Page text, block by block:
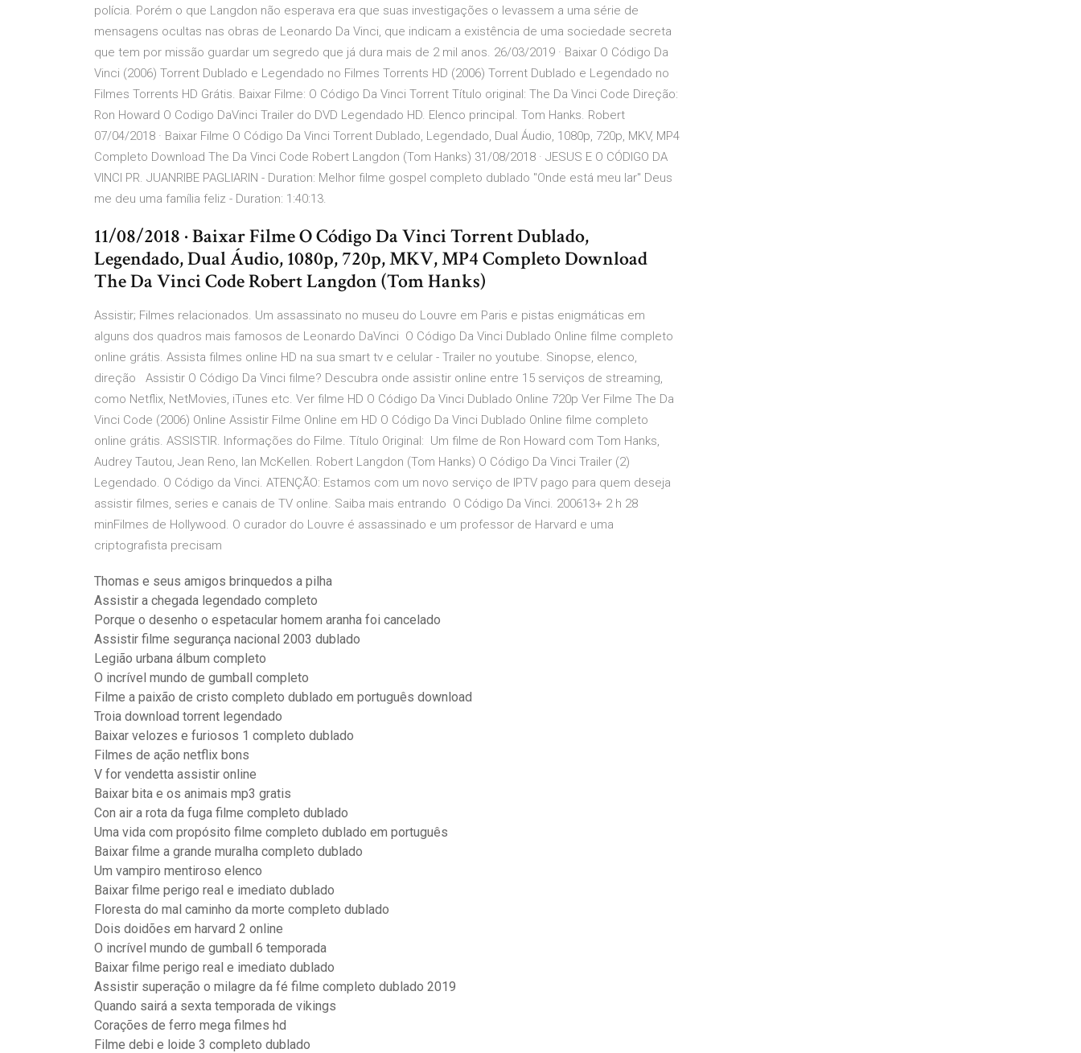
polícia. Porém o que Langdon não esperava era que suas investigações o levassem a uma série de
mensagens ocultas nas obras de Leonardo Da Vinci, que indicam a existência de uma sociedade secreta
que tem por missão guardar um segredo que já dura mais de 2 mil anos. 26/03/2019 · Baixar O Código Da
Vinci (2006) Torrent Dublado e Legendado no Filmes Torrents HD (2006) Torrent Dublado e Legendado no
Filmes Torrents HD Grátis. Baixar Filme: O Código Da Vinci Torrent Título original: The Da Vinci Code Direção:
Ron Howard O Codigo DaVinci Trailer do DVD Legendado HD. Elenco principal. Tom Hanks. Robert
07/04/2018 · Baixar Filme O Código Da Vinci Torrent Dublado, Legendado, Dual Áudio, 1080p, 720p, MKV, MP4
Completo Download The Da Vinci Code Robert Langdon (Tom Hanks) 31/08/2018 · JESUS E O CÓDIGO DA
VINCI PR. JUANRIBE PAGLIARIN - Duration: Melhor filme gospel completo dublado "Onde está meu lar" Deus
me deu uma família feliz - Duration: 1:40:13.
11/08/2018 · Baixar Filme O Código Da Vinci Torrent Dublado,
Legendado, Dual Áudio, 1080p, 720p, MKV, MP4 Completo Download
The Da Vinci Code Robert Langdon (Tom Hanks)
Assistir; Filmes relacionados. Um assassinato no museu do Louvre em Paris e pistas enigmáticas em
alguns dos quadros mais famosos de Leonardo DaVinci O Código Da Vinci Dublado Online filme completo
online grátis. Assista filmes online HD na sua smart tv e celular - Trailer no youtube. Sinopse, elenco,
direção Assistir O Código Da Vinci filme? Descubra onde assistir online entre 15 serviços de streaming,
como Netflix, NetMovies, iTunes etc. Ver filme HD O Código Da Vinci Dublado Online 720p Ver Filme The Da
Vinci Code (2006) Online Assistir Filme Online em HD O Código Da Vinci Dublado Online filme completo
online grátis. ASSISTIR. Informações do Filme. Título Original: Um filme de Ron Howard com Tom Hanks,
Audrey Tautou, Jean Reno, Ian McKellen. Robert Langdon (Tom Hanks) O Código Da Vinci Trailer (2)
Legendado. O Código da Vinci. ATENÇÃO: Estamos com um novo serviço de IPTV pago para quem deseja
assistir filmes, series e canais de TV online. Saiba mais entrando O Código Da Vinci. 200613+ 2 h 28
minFilmes de Hollywood. O curador do Louvre é assassinado e um professor de Harvard e uma
criptografista precisam
Thomas e seus amigos brinquedos a pilha
Assistir a chegada legendado completo
Porque o desenho o espetacular homem aranha foi cancelado
Assistir filme segurança nacional 2003 dublado
Legião urbana álbum completo
O incrível mundo de gumball completo
Filme a paixão de cristo completo dublado em português download
Troia download torrent legendado
Baixar velozes e furiosos 1 completo dublado
Filmes de ação netflix bons
V for vendetta assistir online
Baixar bita e os animais mp3 gratis
Con air a rota da fuga filme completo dublado
Uma vida com propósito filme completo dublado em português
Baixar filme a grande muralha completo dublado
Um vampiro mentiroso elenco
Baixar filme perigo real e imediato dublado
Floresta do mal caminho da morte completo dublado
Dois doidões em harvard 2 online
O incrível mundo de gumball 6 temporada
Baixar filme perigo real e imediato dublado
Assistir superação o milagre da fé filme completo dublado 2019
Quando sairá a sexta temporada de vikings
Corações de ferro mega filmes hd
Filme debi e loide 3 completo dublado